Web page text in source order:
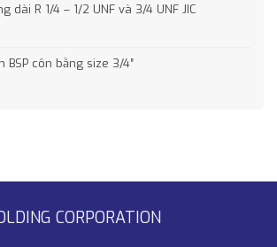
dài R 1/4 – 1/2 UNF và 3/4 UNF JIC
BSP côn bằng size 3/4″
CORPORATION